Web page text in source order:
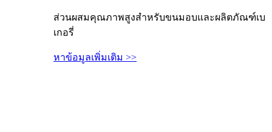
ส่วนผสมคุณภาพสูงสำหรับขนมอบและผลิตภัณฑ์เบ
เกอรี่
หาข้อมูลเพิ่มเติม >>